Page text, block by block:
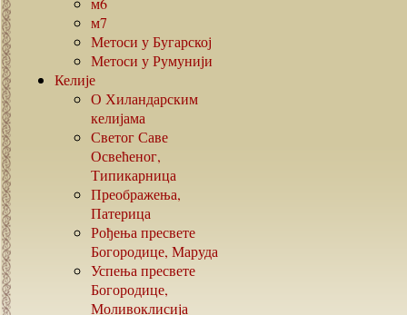
м7
Метоси у Бугарској
Метоси у Румунији
Келије
О Хиландарским
келијама
Светог Саве
Освећеног,
Типикарница
Преображења,
Патерица
Рођења пресвете
Богородице, Маруда
Успења пресвете
Богородице,
Моливоклисија